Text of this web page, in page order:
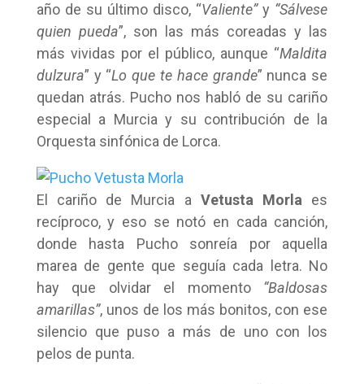
año de su último disco, “Valiente”y “Sálvese
quien pueda”, son las más coreadas y las
más vividas por el público, aunque “Maldita
dulzura” y “Lo que te hace grande” nunca se
quedan atrás. Pucho nos habló de su cariño
especial a Murcia y su contribución de la
Orquesta sinfónica de Lorca.
El cariño de Murcia a Vetusta Morla es
recíproco, y eso se notó en cada canción,
donde hasta Pucho sonreía por aquella
marea de gente que seguía cada letra. No
hay que olvidar el momento “Baldosas
amarillas”, unos de los más bonitos, con ese
silencio que puso a más de uno con los
pelos de punta.